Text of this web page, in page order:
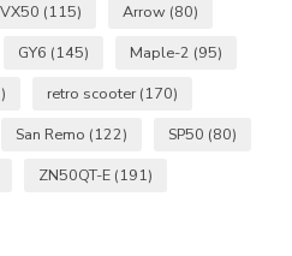
(115) Arrow (80)
GY6 (145) Maple-2 (95)
retro scooter (170)
San Remo (122) SP50 (80)
ZN50QT-E (191)